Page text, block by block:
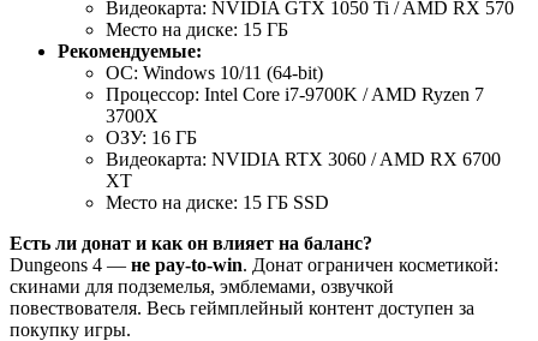
Видеокарта: NVIDIA GTX 1050 Ti / AMD RX 570
Место на диске: 15 ГБ
Рекомендуемые:
ОС: Windows 10/11 (64-bit)
Процессор: Intel Core i7-9700K / AMD Ryzen 7
3700X
ОЗУ: 16 ГБ
Видеокарта: NVIDIA RTX 3060 / AMD RX 6700
XT
Место на диске: 15 ГБ SSD
Есть ли донат и как он влияет на баланс?
Dungeons 4 — не pay-to-win. Донат ограничен косметикой:
скинами для подземелья, эмблемами, озвучкой
повествователя. Весь геймплейный контент доступен за
покупку игры.